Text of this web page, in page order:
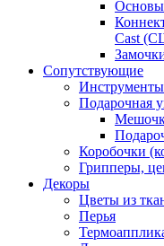
Основы
Cast
Сопутствующие
Подарочная
Коробочки
Грипперы,
Декоры
Цветы из
Перья